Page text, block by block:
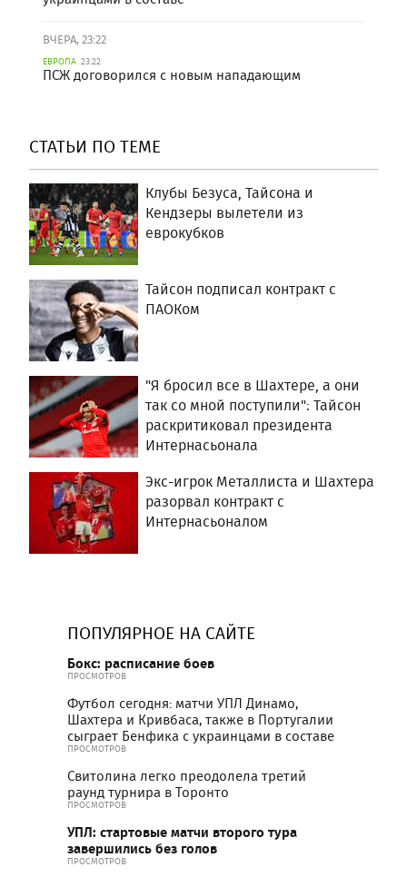
ВЧЕРА, 23:22
ЕВРОПА 23:22
ПСЖ договорился с новым нападающим
СТАТЬИ ПО ТЕМЕ
Клубы Безуса, Тайсона и
Кендзеры вылетели из
еврокубков
Тайсон подписал контракт с
ПАОКом
"Я бросил все в Шахтере, а они
так со мной поступили": Тайсон
раскритиковал президента
Интернасьонала
Экс-игрок Металлиста и Шахтера
разорвал контракт с
Интернасьоналом
ПОПУЛЯРНОЕ НА САЙТЕ
Бокс: расписание боев
ПРОСМОТРОВ
Футбол сегодня: матчи УПЛ Динамо,
Шахтера и Кривбаса, также в Португалии
сыграет Бенфика с украинцами в составе
ПРОСМОТРОВ
Свитолина легко преодолела третий
раунд турнира в Торонто
ПРОСМОТРОВ
УПЛ: стартовые матчи второго тура
завершились без голов
ПРОСМОТРОВ